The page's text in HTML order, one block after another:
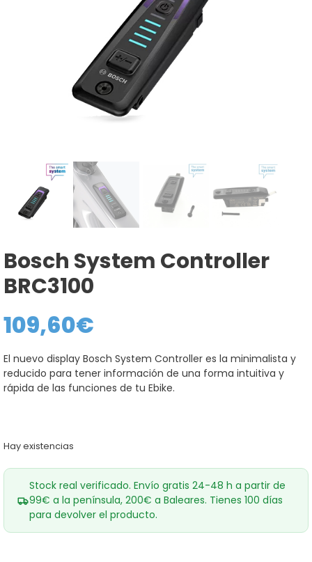
Bosch System Controller
BRC3100
109,60€
El nuevo display Bosch System Controller es la minimalista y
reducido para tener información de una forma intuitiva y
rápida de las funciones de tu Ebike.
Hay existencias
Stock real verificado. Envío gratis 24-48 h a partir de
99€ a la península, 200€ a Baleares. Tienes 100 días
para devolver el producto.